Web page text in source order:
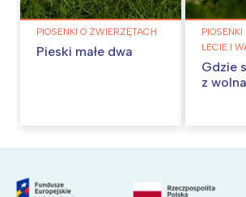
PIOSENKI O ZWIERZĘTACH
Pieski małe dwa
LECIE I
Gdzie
z wolna